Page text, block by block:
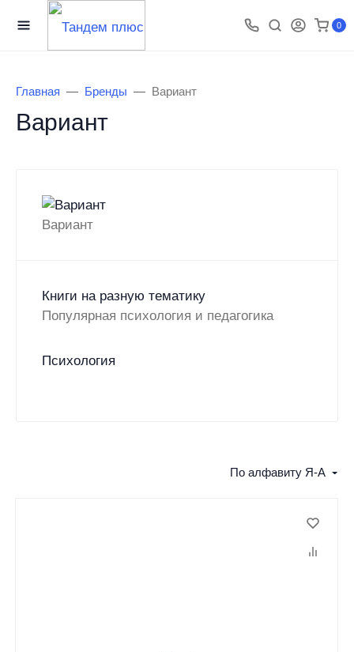
0
Главная Бренды Вариант
Вариант
Вариант
Книги на разную тематику
Популярная психология и педагогика
Психология
По алфавиту Я-А